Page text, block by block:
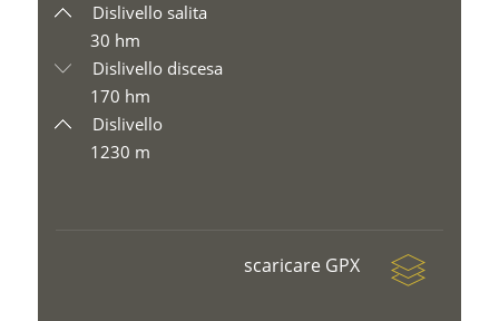
Dislivello salita
30 hm
Dislivello discesa
170 hm
Dislivello
1230 m
scaricare GPX